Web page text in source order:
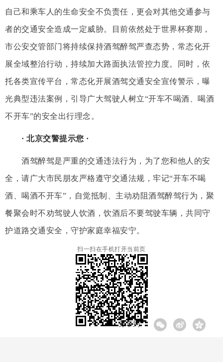
自己和乘车人的生命安全不负责任，更会对其他交通参与
者的交通安全造成一定威胁。目前依然处于世界杯赛期，
市公安交管部门将持续保持酒驾醉驾严查态势，常态化开
展全域整治行动，持续加大路面执法管控力度。同时，依
托各类宣传平台，常态化开展酒驾交通安全宣传警示，曝
光典型违法案例，引导广大驾驶人树立“开车不喝酒、喝酒
不开车”的安全出行理念。
· 北京交警提示您 ·
酒驾醉驾是严重的交通违法行为，为了您和他人的安
全，请广大市民朋友严格遵守交通法规，牢记“开车不喝
酒、喝酒不开车”，自觉抵制、主动劝阻酒驾醉驾行为，聚
餐聚会时不劝驾驶人饮酒，饮酒后不要驾驶车辆，共同守
护道路交通安全，守护家庭幸福安宁。
扫一扫在手机打开当前页
分享到: